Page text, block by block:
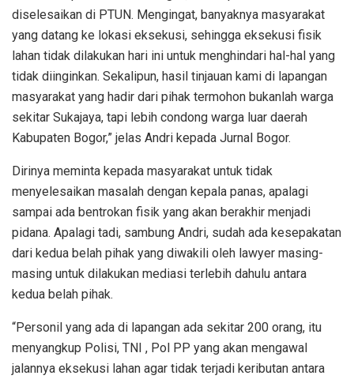
diselesaikan di PTUN. Mengingat, banyaknya masyarakat
yang datang ke lokasi eksekusi, sehingga eksekusi fisik
lahan tidak dilakukan hari ini untuk menghindari hal-hal yang
tidak diinginkan. Sekalipun, hasil tinjauan kami di lapangan
masyarakat yang hadir dari pihak termohon bukanlah warga
sekitar Sukajaya, tapi lebih condong warga luar daerah
Kabupaten Bogor,” jelas Andri kepada Jurnal Bogor.
Dirinya meminta kepada masyarakat untuk tidak
menyelesaikan masalah dengan kepala panas, apalagi
sampai ada bentrokan fisik yang akan berakhir menjadi
pidana. Apalagi tadi, sambung Andri, sudah ada kesepakatan
dari kedua belah pihak yang diwakili oleh lawyer masing-
masing untuk dilakukan mediasi terlebih dahulu antara
kedua belah pihak.
“Personil yang ada di lapangan ada sekitar 200 orang, itu
menyangkup Polisi, TNI , Pol PP yang akan mengawal
jalannya eksekusi lahan agar tidak terjadi keributan antara